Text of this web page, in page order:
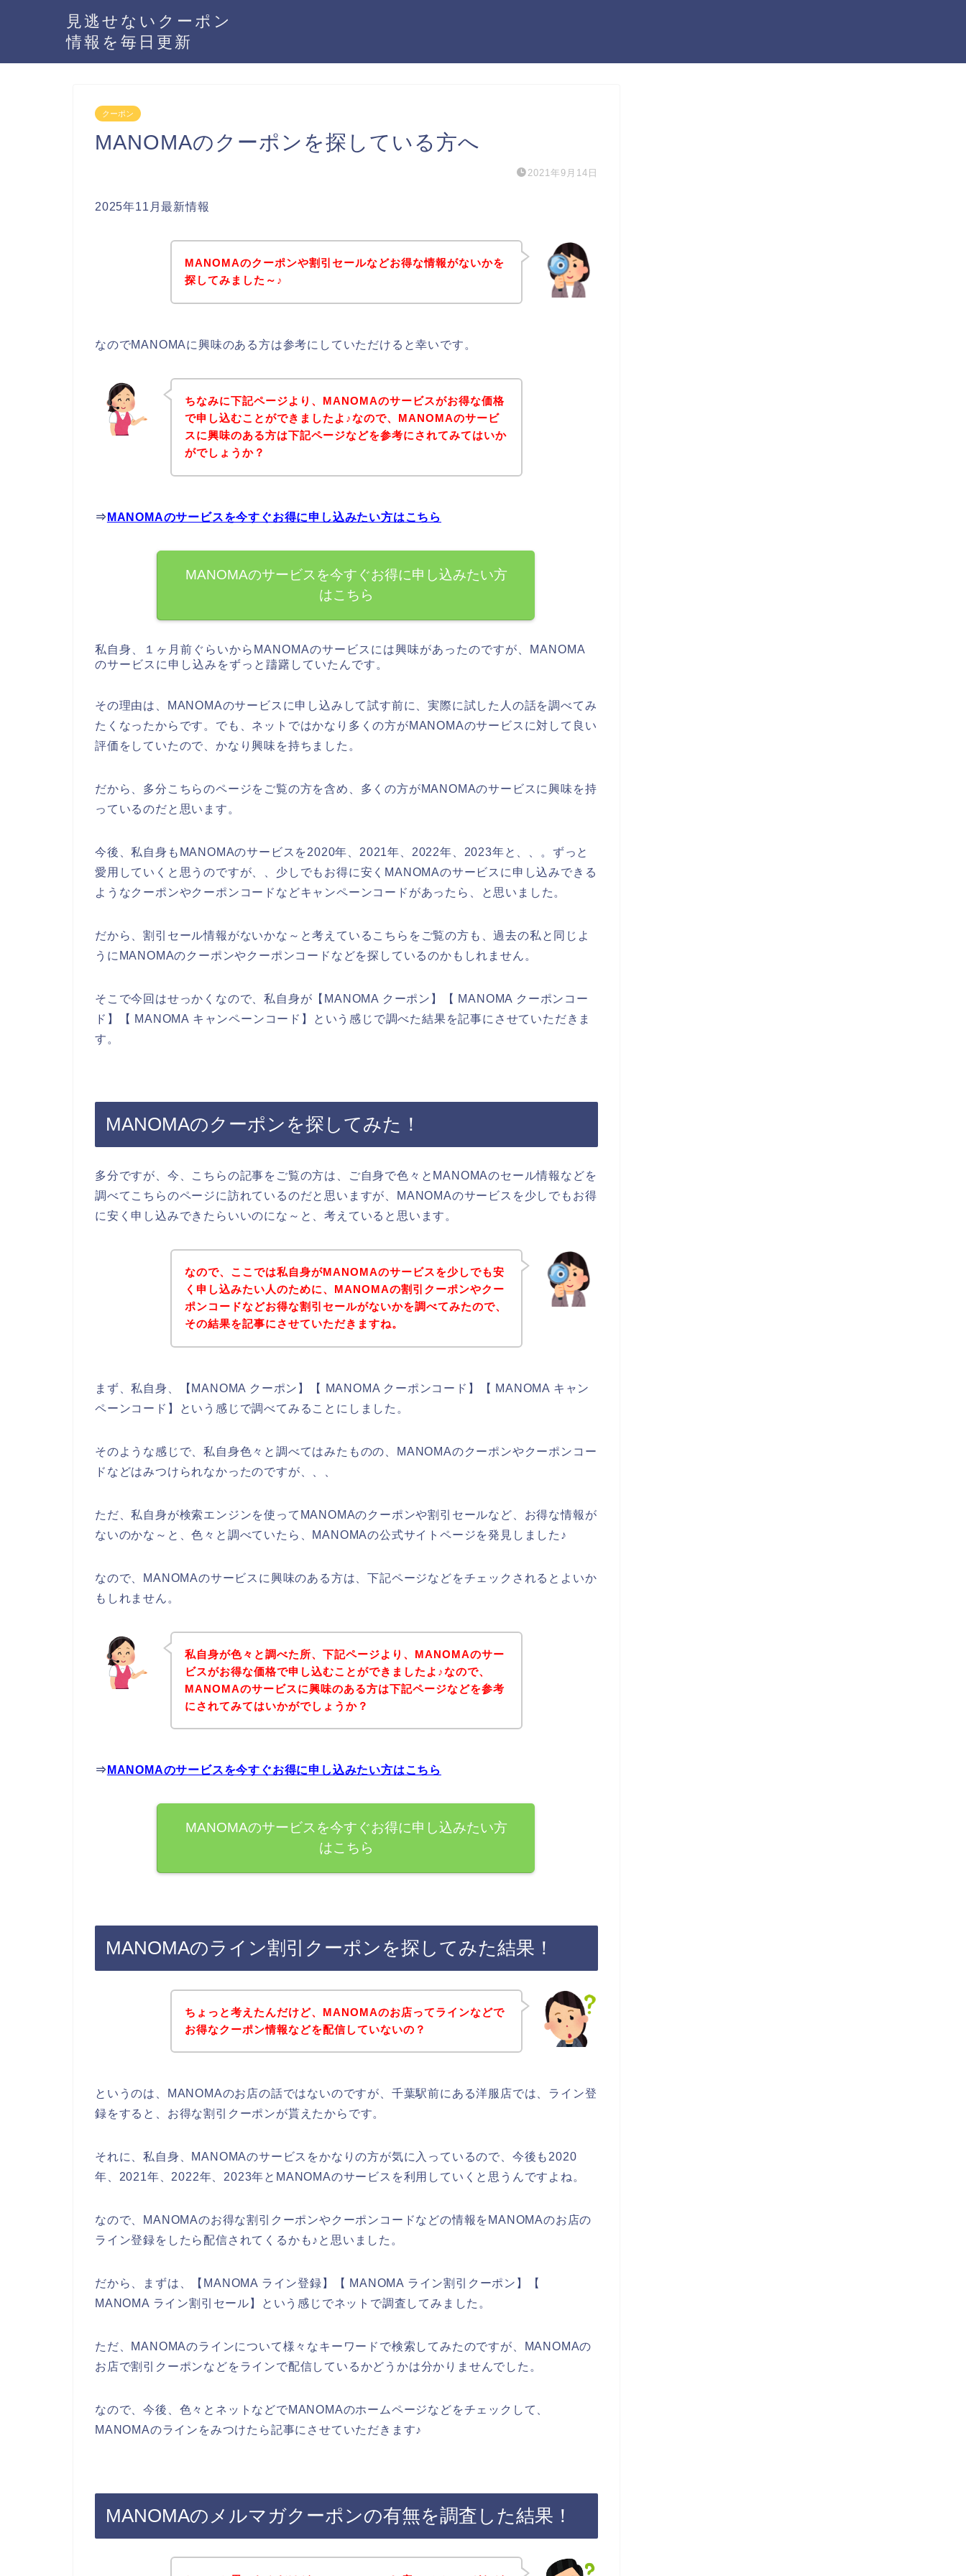
見逃せないクーポン
情報を毎日更新
クーポン
MANOMAのクーポンを探している方へ
2021年9月14日
2025年11月最新情報
MANOMAのクーポンや割引セールなどお得な情報がないかを
探してみました～♪
なのでMANOMAに興味のある方は参考にしていただけると幸いです。
ちなみに下記ページより、MANOMAのサービスがお得な価格
で申し込むことができましたよ♪なので、MANOMAのサービ
スに興味のある方は下記ページなどを参考にされてみてはいか
がでしょうか？
⇒ MANOMAのサービスを今すぐお得に申し込みたい方はこちら
MANOMAのサービスを今すぐお得に申し込みたい方
はこちら
私自身、１ヶ月前ぐらいからMANOMAのサービスには興味があったのですが、MANOMA
のサービスに申し込みをずっと躊躇していたんです。
その理由は、MANOMAのサービスに申し込みして試す前に、実際に試した人の話を調べてみ
たくなったからです。でも、ネットではかなり多くの方がMANOMAのサービスに対して良い
評価をしていたので、かなり興味を持ちました。
だから、多分こちらのページをご覧の方を含め、多くの方がMANOMAのサービスに興味を持
っているのだと思います。
今後、私自身もMANOMAのサービスを2020年、2021年、2022年、2023年と、、。ずっと
愛用していくと思うのですが、、少しでもお得に安くMANOMAのサービスに申し込みできる
ようなクーポンやクーポンコードなどキャンペーンコードがあったら、と思いました。
だから、割引セール情報がないかな～と考えているこちらをご覧の方も、過去の私と同じよ
うにMANOMAのクーポンやクーポンコードなどを探しているのかもしれません。
そこで今回はせっかくなので、私自身が【MANOMA クーポン】【 MANOMA クーポンコー
ド】【 MANOMA キャンペーンコード】という感じで調べた結果を記事にさせていただきま
す。
MANOMAのクーポンを探してみた！
多分ですが、今、こちらの記事をご覧の方は、ご自身で色々とMANOMAのセール情報などを
調べてこちらのページに訪れているのだと思いますが、MANOMAのサービスを少しでもお得
に安く申し込みできたらいいのにな～と、考えていると思います。
なので、ここでは私自身がMANOMAのサービスを少しでも安
く申し込みたい人のために、MANOMAの割引クーポンやクー
ポンコードなどお得な割引セールがないかを調べてみたので、
その結果を記事にさせていただきますね。
まず、私自身、【MANOMA クーポン】【 MANOMA クーポンコード】【 MANOMA キャン
ペーンコード】という感じで調べてみることにしました。
そのような感じで、私自身色々と調べてはみたものの、MANOMAのクーポンやクーポンコー
ドなどはみつけられなかったのですが、、、
ただ、私自身が検索エンジンを使ってMANOMAのクーポンや割引セールなど、お得な情報が
ないのかな～と、色々と調べていたら、MANOMAの公式サイトページを発見しました♪
なので、MANOMAのサービスに興味のある方は、下記ページなどをチェックされるとよいか
もしれません。
私自身が色々と調べた所、下記ページより、MANOMAのサー
ビスがお得な価格で申し込むことができましたよ♪なので、
MANOMAのサービスに興味のある方は下記ページなどを参考
にされてみてはいかがでしょうか？
⇒ MANOMAのサービスを今すぐお得に申し込みたい方はこちら
MANOMAのサービスを今すぐお得に申し込みたい方
はこちら
MANOMAのライン割引クーポンを探してみた結果！
ちょっと考えたんだけど、MANOMAのお店ってラインなどで
お得なクーポン情報などを配信していないの？
というのは、MANOMAのお店の話ではないのですが、千葉駅前にある洋服店では、ライン登
録をすると、お得な割引クーポンが貰えたからです。
それに、私自身、MANOMAのサービスをかなりの方が気に入っているので、今後も2020
年、2021年、2022年、2023年とMANOMAのサービスを利用していくと思うんですよね。
なので、MANOMAのお得な割引クーポンやクーポンコードなどの情報をMANOMAのお店の
ライン登録をしたら配信されてくるかも♪と思いました。
だから、まずは、【MANOMA ライン登録】【 MANOMA ライン割引クーポン】【
MANOMA ライン割引セール】という感じでネットで調査してみました。
ただ、MANOMAのラインについて様々なキーワードで検索してみたのですが、MANOMAの
お店で割引クーポンなどをラインで配信しているかどうかは分かりませんでした。
なので、今後、色々とネットなどでMANOMAのホームページなどをチェックして、
MANOMAのラインをみつけたら記事にさせていただきます♪
MANOMAのメルマガクーポンの有無を調査した結果！